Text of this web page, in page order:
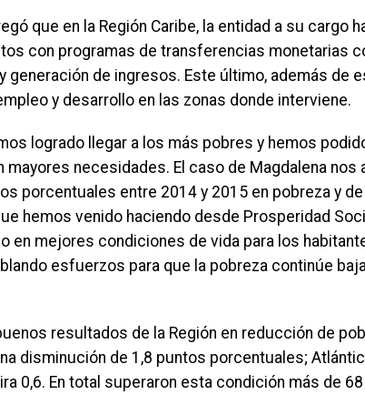
que en la Región Caribe, la entidad a su cargo
con programas de transferencias monetarias
de ingresos. Este último, además de
y desarrollo en las zonas donde interviene.
logrado llegar a los más pobres y hemos
necesidades. El caso de Magdalena nos
porcentuales entre 2014 y 2015 en pobreza y de
hemos venido haciendo desde Prosperidad
en mejores condiciones de vida para los
esfuerzos para que la pobreza continúe
resultados de la Región en reducción de
disminución de 1,8 puntos porcentuales;
0,6. En total superaron esta condición más de